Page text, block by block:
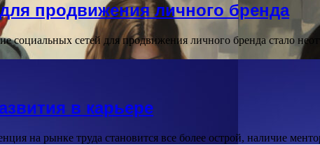
продвижения личного бренда
социальных сетей для продвижения личного бренда стало
в карьере
на рынке труда становится все более острой, наличие